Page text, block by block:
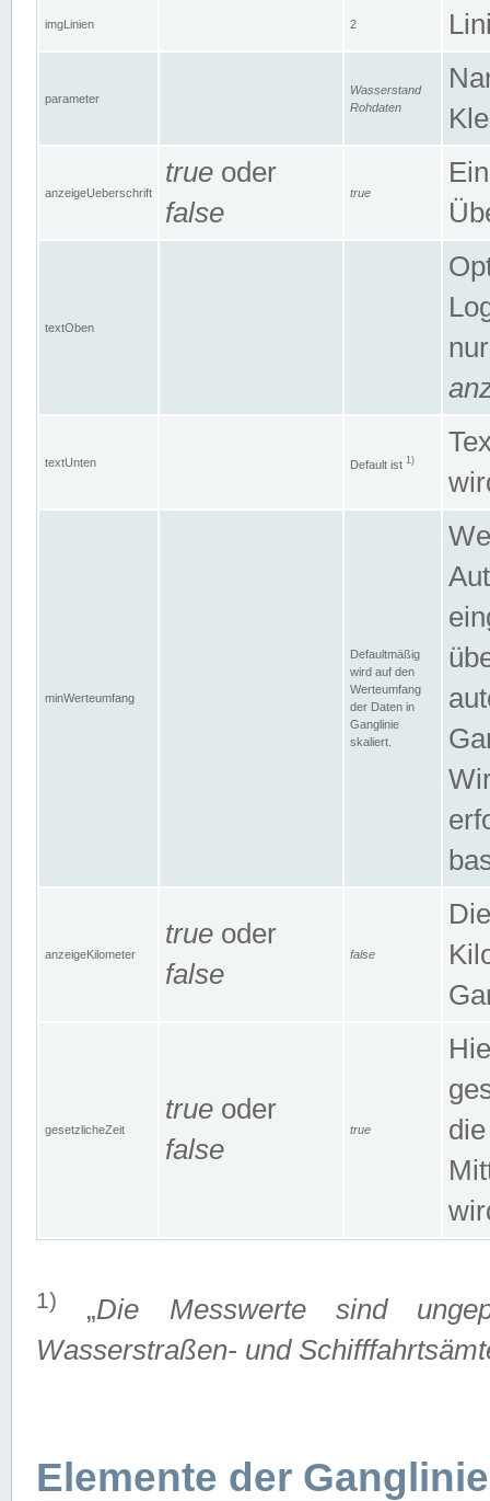
imgLinien 2
parameter
Wasserstand
Rohdaten
anzeigeUeberschrift
true oder
false
true
textOben
textUnten Default ist 1)
minWerteumfang
Defaultmäßig
wird auf den
Werteumfang
der Daten in
Ganglinie
skaliert.
anzeigeKilometer
true oder
false
false
gesetzlicheZeit
true oder
false
true
1) „Die Messwerte sind
Wasserstraßen- und
Elemente der